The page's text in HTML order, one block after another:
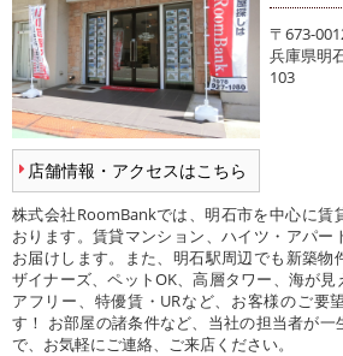
店舗情報・アクセスはこちら
〒673-
兵庫県明
103
株式会社RoomBankでは、明石市を中心に賃
おります。賃貸マンション、ハイツ・アパー
お届けします。また、明石駅周辺でも新築物
ザイナーズ、ペットOK、高層タワー、海が見
アフリー、特優賃・URなど、お客様のご要
す！ お部屋の諸条件など、当社の担当者が
で、お気軽にご連絡、ご来店ください。